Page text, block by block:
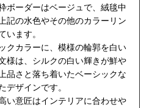
ボーダーはベージュで、絨毯中
記の水色やその他のカラーリン
います。
クカラーに、模様の輪郭を白い
様は、シルクの白い輝きが鮮や
品さと落ち着いたベーシックな
デザインです。
い意匠はインテリアに合わせや